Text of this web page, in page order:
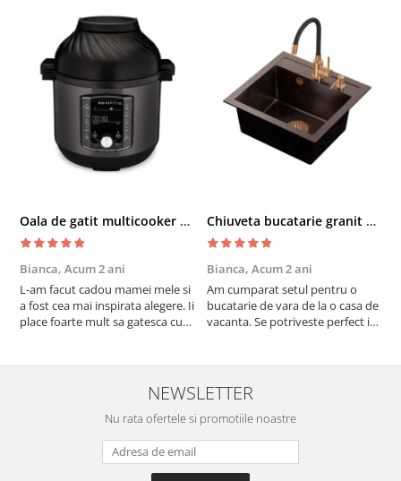
Oala de gatit multicooker 11 functii Instant Pot Pro Crisp 8 + Air Fryer 7.6 lt
Bianca, Acum 2 ani
L-am facut cadou mamei mele si
a fost cea mai inspirata alegere. Ii
place foarte mult sa gatesca cu
cratita...ma gandesc serios sa imi
cumpar si eu! Recomand mult !
Chiuveta bucatarie granit cu finisaj negru perlat/cupru Steingran Art Copper cu dozator si baterie Quadron
Bianca, Acum 2 ani
Am cumparat setul pentru o
bucatarie de vara de la o casa de
vacanta. Se potriveste perfect in
buna, recomand cu drag !
NEWSLETTER
Nu rata ofertele si promotiile noastre